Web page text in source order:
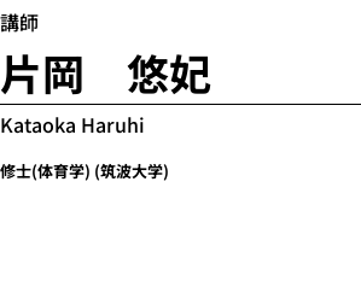
講師
片岡 悠妃
Kataoka Haruhi
修士(体育学) (筑波大学)